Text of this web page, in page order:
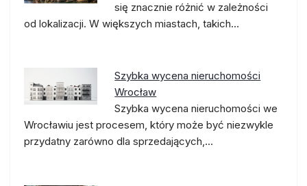
się znacznie różnić w zależności
od lokalizacji. W większych miastach, takich…
Szybka wycena nieruchomości
Wrocław
Szybka wycena nieruchomości we
Wrocławiu jest procesem, który może być niezwykle
przydatny zarówno dla sprzedających,…